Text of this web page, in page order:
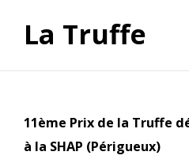
La Truffe
11ème Prix de la Truffe
à la SHAP (Périgueux)